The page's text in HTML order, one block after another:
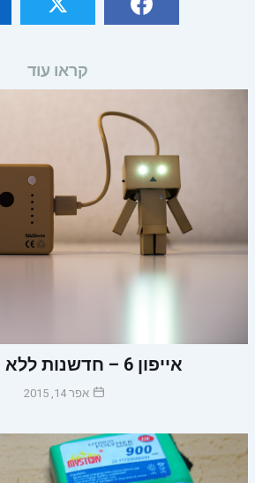
קראו עוד
אייפון 6 – חדשנות ללא מעצורים
אפר 14, 2015